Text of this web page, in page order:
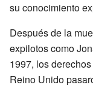
su conocimiento
Después de la
expilotos como
1997, los
Reino Unido